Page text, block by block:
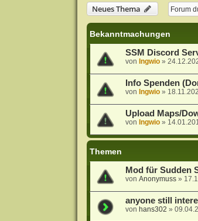
Neues Thema
Bekanntmachungen
SSM Discord
von Ingwio»
Info Spenden
von Ingwio»
Upload Maps/
von Ingwio»
Themen
Mod für Sudden
von Anonymuss»
anyone still
von hans302 »